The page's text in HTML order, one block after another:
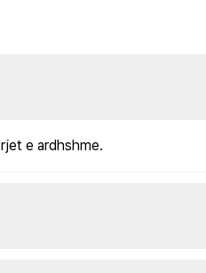
e ardhshme.